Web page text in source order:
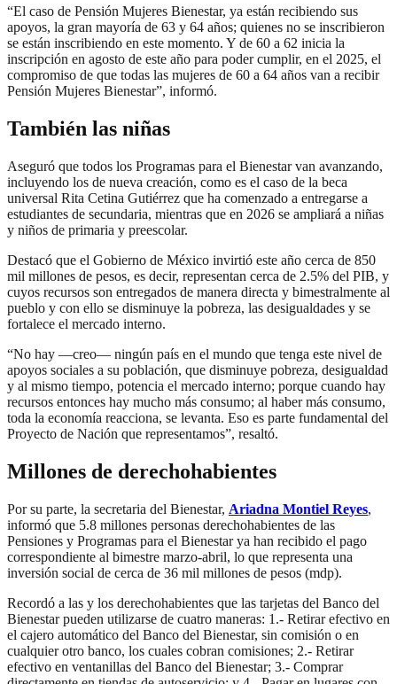
“El caso de Pensión Mujeres Bienestar, ya están recibiendo sus
apoyos, la gran mayoría de 63 y 64 años; quienes no se inscribieron
se están inscribiendo en este momento. Y de 60 a 62 inicia la
inscripción en agosto de este año para poder cumplir, en el 2025, el
compromiso de que todas las mujeres de 60 a 64 años van a recibir
Pensión Mujeres Bienestar”, informó.
También las niñas
Aseguró que todos los Programas para el Bienestar van avanzando,
incluyendo los de nueva creación, como es el caso de la beca
universal Rita Cetina Gutiérrez que ha comenzado a entregarse a
estudiantes de secundaria, mientras que en 2026 se ampliará a niñas
y niños de primaria y preescolar.
Destacó que el Gobierno de México invirtió este año cerca de 850
mil millones de pesos, es decir, representan cerca de 2.5% del PIB, y
cuyos recursos son entregados de manera directa y bimestralmente al
pueblo y con ello se disminuye la pobreza, las desigualdades y se
fortalece el mercado interno.
“No hay —creo— ningún país en el mundo que tenga este nivel de
apoyos sociales a su población, que disminuye pobreza, desigualdad
y al mismo tiempo, potencia el mercado interno; porque cuando hay
recursos entonces hay mucho más consumo; al haber más consumo,
toda la economía reacciona, se levanta. Eso es parte fundamental del
Proyecto de Nación que representamos”, resaltó.
Millones de derechohabientes
Por su parte, la secretaria del Bienestar, Ariadna Montiel Reyes,
informó que 5.8 millones personas derechohabientes de las
Pensiones y Programas para el Bienestar ya han recibido el pago
correspondiente al bimestre marzo-abril, lo que representa una
inversión social de cerca de 36 mil millones de pesos (mdp).
Recordó a las y los derechohabientes que las tarjetas del Banco del
Bienestar pueden utilizarse de cuatro maneras: 1.- Retirar efectivo en
el cajero automático del Banco del Bienestar, sin comisión o en
cualquier otro banco, los cuales cobran comisiones; 2.- Retirar
efectivo en ventanillas del Banco del Bienestar; 3.- Comprar